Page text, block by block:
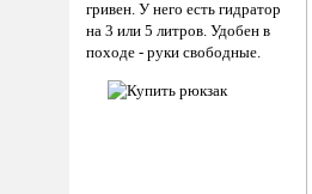
гривен. У него есть гидратор
на 3 или 5 литров. Удобен в
походе - руки свободные.